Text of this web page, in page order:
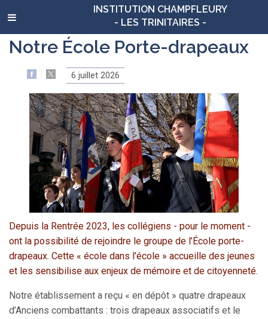
INSTITUTION CHAMPFLEURY
- LES TRINITAIRES -
Notre École Porte-drapeaux
6 juillet 2026
Depuis la Rentrée 2023, les collégiens - pour le moment -
ont la possibilité de rejoindre le groupe de l’École porte-
drapeaux. Cette « école dans l’école » accueille des jeunes
et les sensibilise aux enjeux de mémoire et de citoyenneté.
Notre établissement a reçu « en dépôt » quatre drapeaux
d’Anciens combattants : trois drapeaux associatifs et le